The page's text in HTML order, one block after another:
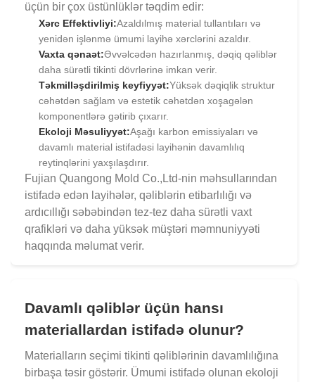
üçün bir çox üstünlüklər təqdim edir:
Xərc Effektivliyi:Azaldılmış material tullantıları və
yenidən işlənmə ümumi layihə xərclərini azaldır.
Vaxta qənaət:Əvvəlcədən hazırlanmış, dəqiq qəliblər
daha sürətli tikinti dövrlərinə imkan verir.
Təkmilləşdirilmiş keyfiyyət:Yüksək dəqiqlik struktur
cəhətdən sağlam və estetik cəhətdən xoşagələn
komponentlərə gətirib çıxarır.
Ekoloji Məsuliyyət:Aşağı karbon emissiyaları və
davamlı material istifadəsi layihənin davamlılıq
reytinqlərini yaxşılaşdırır.
Fujian Quangong Mold Co.,Ltd-nin məhsullarından
istifadə edən layihələr, qəliblərin etibarlılığı və
ardıcıllığı səbəbindən tez-tez daha sürətli vaxt
qrafikləri və daha yüksək müştəri məmnuniyyəti
haqqında məlumat verir.
Davamlı qəliblər üçün hansı
materiallardan istifadə olunur?
Materialların seçimi tikinti qəliblərinin davamlılığına
birbaşa təsir göstərir. Ümumi istifadə olunan ekoloji